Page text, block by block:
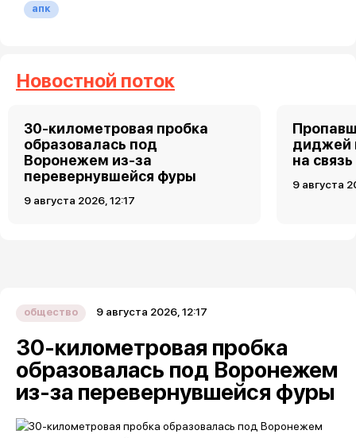
апк
Новостной поток
30-километровая пробка
образовалась под
Воронежем из-за
перевернувшейся фуры
9 августа 2026, 12:17
диджей
на связь
9 августа
общество 9 августа 2026, 12:17
30-километровая пробка
образовалась под Воронежем
из-за перевернувшейся фуры